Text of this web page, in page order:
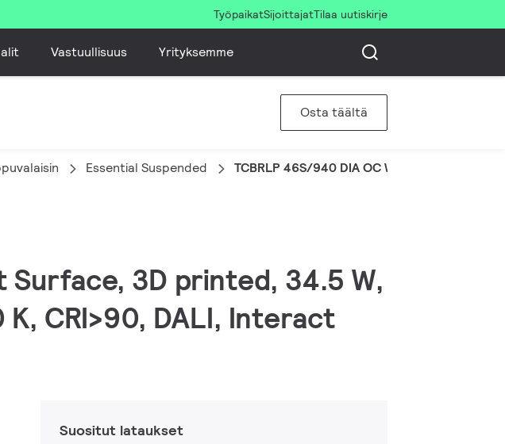
TyöpaikatSijoittajatTilaa uutiskirje
Vastuullisuus Yrityksemme
Osta täältä
Essential Suspended TCBRLP 46S/940 DIA OC WH401T102 WH
Surface, 3D printed, 34.5 W,
CRI>90, DALI, Interact
Suositut lataukset